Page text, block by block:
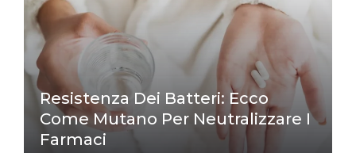
Resistenza Dei Batteri: Ecco
Come Mutano Per Neutralizzare I
Farmaci